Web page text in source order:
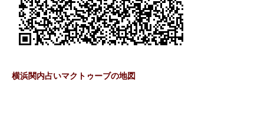
横浜関内占いマクトゥーブの地図